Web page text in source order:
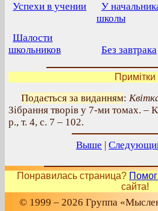
Успехи в учении
Шалости
школьников
У
школы
Без завтрака
Примітки
Подається за виданням:
Зібрання творів у 7-ми томах. –
р., т. 4, с. 7 – 102.
Выше |
Понравилась страница?
сайта!
© 1999 – 2026 Группа